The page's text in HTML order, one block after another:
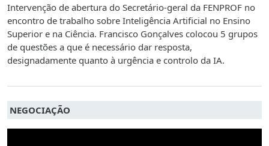
Intervenção de abertura do Secretário-geral da FENPROF no
encontro de trabalho sobre Inteligência Artificial no Ensino
Superior e na Ciência. Francisco Gonçalves colocou 5 grupos
de questões a que é necessário dar resposta,
designadamente quanto à urgência e controlo da IA.
NEGOCIAÇÃO